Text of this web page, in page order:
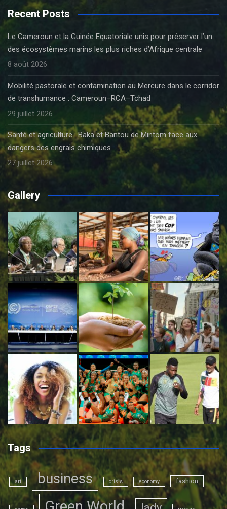
Recent Posts
Le Cameroun et la Guinée Equatoriale unis pour préserver l’un
des écosystèmes marins les plus riches d’Afrique centrale
8 août 2026
Mobilité pastorale et contamination au Mercure dans le corridor
de transhumance : Cameroun–RCA–Tchad
29 juillet 2026
Santé et agriculture : Baka et Bantou de Mintom face aux
dangers des engrais chimiques
27 juillet 2026
Gallery
Tags
art business crisis economy fashion